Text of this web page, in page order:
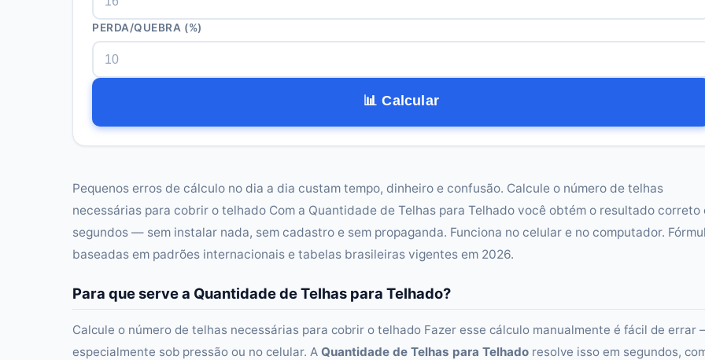
PERDA/QUEBRA (%)
📊 Calcular
Pequenos erros de cálculo no dia a dia custam tempo, dinheiro e confusão. Calcule o número de telhas
necessárias para cobrir o telhado Com a Quantidade de Telhas para Telhado você obtém o resultado correto
segundos — sem instalar nada, sem cadastro e sem propaganda. Funciona no celular e no computador.
baseadas em padrões internacionais e tabelas brasileiras vigentes em 2026.
Para que serve a Quantidade de Telhas para Telhado?
Calcule o número de telhas necessárias para cobrir o telhado Fazer esse cálculo manualmente é fácil de errar
especialmente sob pressão ou no celular. A Quantidade de Telhas para Telhado resolve isso em segundos,